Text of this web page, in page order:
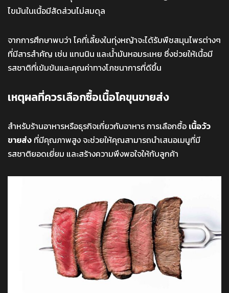
ไขมันในเนื้อมีสัดส่วนไม่สมดุล
จากการศึกษาพบว่า โคที่เลี้ยงในทุ่งหญ้าจะได้รับพืชสมุนไพรต่างๆ
ที่มีสารสำคัญ เช่น แทนนิน และน้ำมันหอมระเหย ซึ่งช่วยให้เนื้อมี
รสชาติที่เข้มข้นและคุณค่าทางโภชนาการที่ดีขึ้น
เหตุผลที่ควรเลือกซื้อเนื้อโคขุนขายส่ง
สำหรับร้านอาหารหรือธุรกิจเกี่ยวกับอาหาร การเลือกซื้อ เนื้อวัว
ขายส่ง ที่มีคุณภาพสูง จะช่วยให้คุณสามารถนำเสนอเมนูที่มี
รสชาติยอดเยี่ยม และสร้างความพึงพอใจให้กับลูกค้า